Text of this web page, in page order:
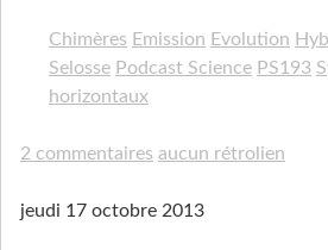
Chimères Emission Evolution
Selosse Podcast Science PS193
horizontaux
2 commentaires aucun rétrolien
jeudi 17 octobre 2013